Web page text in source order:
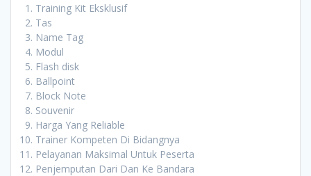
Training Kit Eksklusif
Tas
Name Tag
Modul
Flash disk
Ballpoint
Block Note
Souvenir
Harga Yang Reliable
Trainer Kompeten Di Bidangnya
Pelayanan Maksimal Untuk Peserta
Penjemputan Dari Dan Ke Bandara